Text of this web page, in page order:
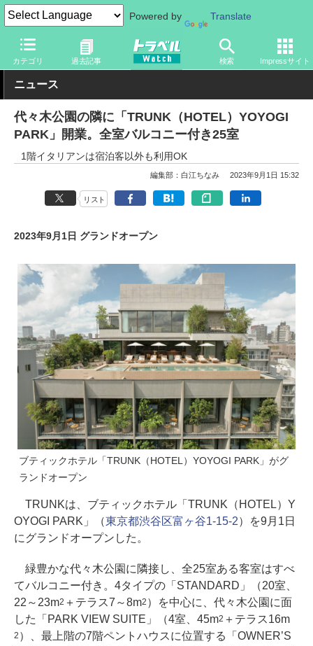
Powered by Translate
カテゴリ 過去記事 検索 Impressサイト
トラベル Watch 旅の情報 ホテル・旅館 宿泊
ニュース
代々木公園の隣に「TRUNK（HOTEL）YOYOGI
PARK」開業。全室バルコニー付き25室
1階イタリアンは宿泊客以外も利用OK
編集部：白江ちなみ 2023年9月1日 15:32
リスト
2023年9月1日 グランドオープン
ブティックホテル「TRUNK（HOTEL）YOYOGI PARK」がグ
ランドオープン
TRUNKは、ブティックホテル「TRUNK（HOTEL）Y
OYOGI PARK」（東京都渋谷区富ヶ谷1-15-2）を9月1日
にグランドオープンした。
緑豊かな代々木公園に隣接し、全25室ある客室はすべ
てバルコニー付き。4タイプの「STANDARD」（20室、
22～23m2 ＋テラス7～8m2 ）を中心に、代々木公園に面
した「PARK VIEW SUITE」（4室、45m2 ＋テラス16m
2 ）、最上階の7階ペントハウスに位置する「OWNER’S